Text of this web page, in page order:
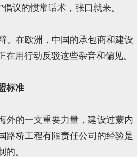
倡议的惯常话术，张口就来。
。在欧洲，中国的承包商和建设
在用行动反驳这些杂音和偏见。
标准
外的一支重要力量，建设过蒙内
路桥工程有限责任公司的经验是
的。